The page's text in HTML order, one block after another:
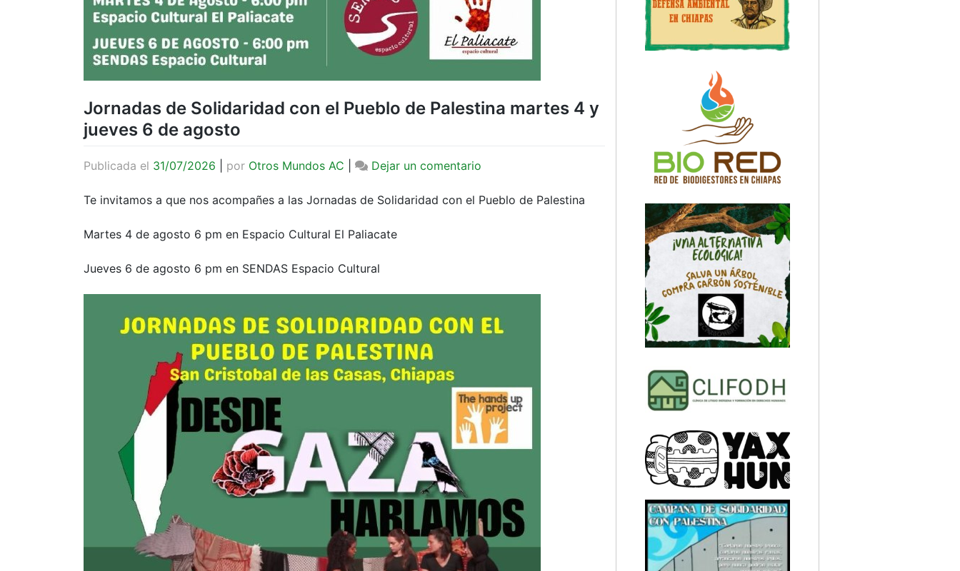
Jornadas de Solidaridad con el Pueblo de Palestina martes 4 y
jueves 6 de agosto
Publicada el 31/07/2026 por Otros Mundos AC Dejar un comentario
de
martes
4
6
de
agosto
Te invitamos a que nos acompañes a las Jornadas de Solidaridad con el Pueblo de Palestina
Martes 4 de agosto 6 pm en Espacio Cultural El Paliacate
Jueves 6 de agosto 6 pm en SENDAS Espacio Cultural